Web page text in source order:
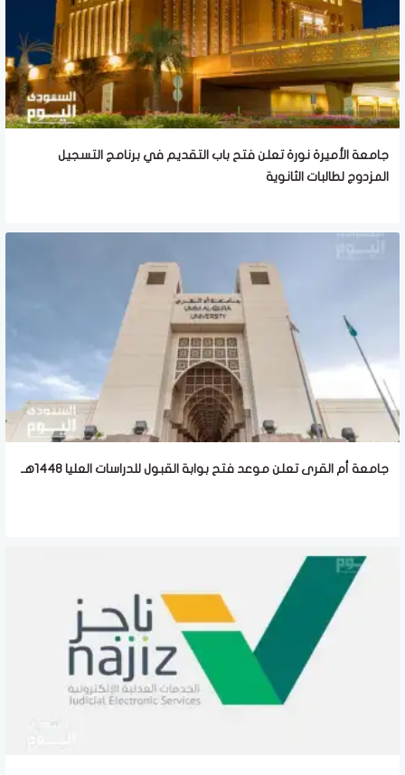
جامعة الأميرة نورة تعلن فتح باب التقديم في برنامج التسجيل
المزدوج لطالبات الثانوية
جامعة أم القرى تعلن موعد فتح بوابة القبول للدراسات العليا 1448هـ